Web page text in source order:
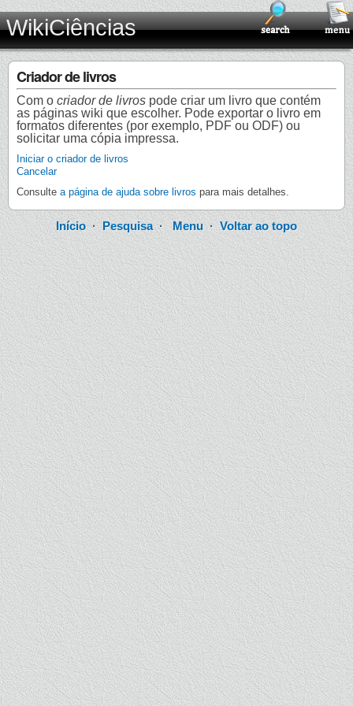
WikiCiências
Criador de livros
Com o criador de livros pode criar um livro que contém
as páginas wiki que escolher. Pode exportar o livro em
formatos diferentes (por exemplo, PDF ou ODF) ou
solicitar uma cópia impressa.
Iniciar o criador de livros
Cancelar
Consulte a página de ajuda sobre livros para mais detalhes.
Início· Pesquisa·Menu · Voltar ao topo